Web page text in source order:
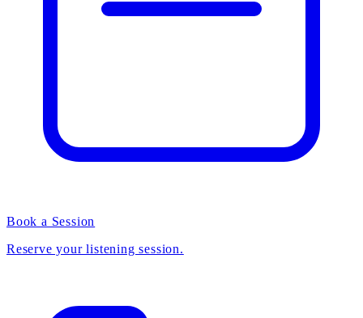
Book a Session
Reserve your listening session.